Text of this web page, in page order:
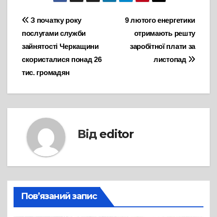
Навігація
записів
9 лютого енергетики
отримають решту
заробітної плати за
листопад
З початку року
послугами служби
зайнятості Черкащини
скористалися понад 26
тис. громадян
Від editor
Пов’язаний запис